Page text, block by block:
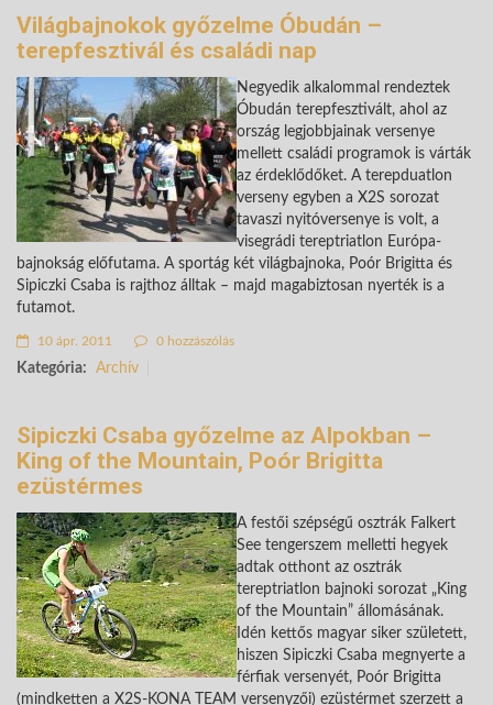
Világbajnokok győzelme Óbudán –
terepfesztivál és családi nap
Negyedik alkalommal rendeztek
Óbudán terepfesztivált, ahol az
ország legjobbjainak versenye
mellett családi programok is várták
az érdeklődőket. A terepduatlon
verseny egyben a X2S sorozat
tavaszi nyitóversenye is volt, a
visegrádi tereptriatlon Európa-
bajnokság előfutama. A sportág két világbajnoka, Poór Brigitta és
Sipiczki Csaba is rajthoz álltak – majd magabiztosan nyerték is a
futamot.
10 ápr. 2011 0 hozzászólás
Kategória: Archív
Sipiczki Csaba győzelme az Alpokban –
King of the Mountain, Poór Brigitta
ezüstérmes
A festői szépségű osztrák Falkert
See tengerszem melletti hegyek
adtak otthont az osztrák
tereptriatlon bajnoki sorozat „King
of the Mountain” állomásának.
Idén kettős magyar siker született,
hiszen Sipiczki Csaba megnyerte a
férfiak versenyét, Poór Brigitta
(mindketten a X2S-KONA TEAM versenyzői) ezüstérmet szerzett a